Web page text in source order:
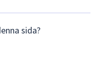
sida?